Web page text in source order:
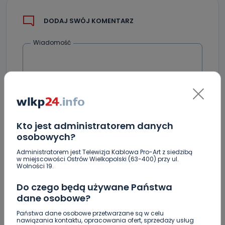
Kto jest administratorem danych
osobowych?
Administratorem jest Telewizja Kablowa Pro-Art z siedzibą
w miejscowości Ostrów Wielkopolski (63-400) przy ul.
Wolności 19.
Do czego będą używane Państwa
dane osobowe?
Państwa dane osobowe przetwarzane są w celu
nawiązania kontaktu, opracowania ofert, sprzedaży usług
DODAJ SWÓJ KOMENTARZ
Wiadomość
Email